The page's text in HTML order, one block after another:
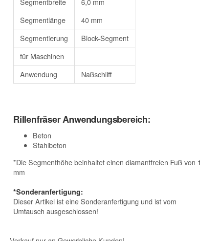
Segmentlänge
40 mm
Segmentierung
Block-Segment
für Maschinen
Anwendung
Naßschliff
Rillenfräser Anwendungsbereich:
Beton
Stahlbeton
*Die Segmenthöhe beinhaltet einen diamantfreien Fuß von 1
mm
*Sonderanfertigung:
Dieser Artikel ist eine Sonderanfertigung und ist vom
Umtausch ausgeschlossen!